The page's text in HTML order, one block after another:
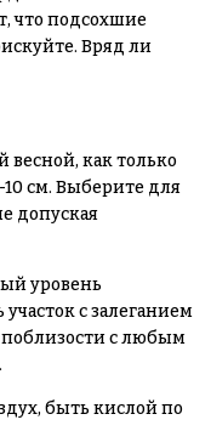
что подсохшие
Вряд ли
весной, как только
10 см. Выберите для
допуская
уровень
с залеганием
с любым
быть кислой по